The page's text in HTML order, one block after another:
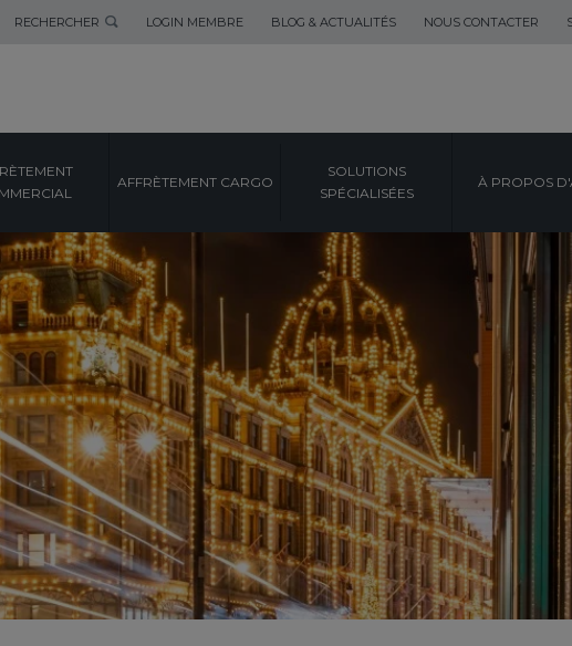
RECHERCHER LOGIN MEMBRE BLOG & ACTUALITÉS NOUS CONTACTER
AFFRÈTEMENT CARGO
SOLUTIONS
SPÉCIALISÉES
À PROPOS